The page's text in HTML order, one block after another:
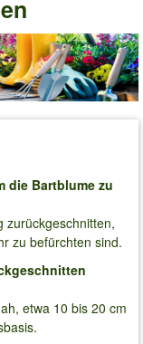
die Bartblume zu
zurückgeschnitten,
zu befürchten sind.
etwa 10 bis 20 cm